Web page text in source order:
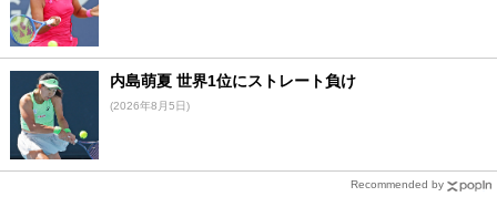
内島萌夏 世界1位にストレート負け
(2026年8月5日)
Recommended by